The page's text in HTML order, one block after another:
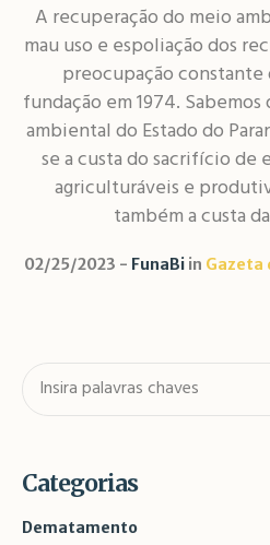
A recuperação do meio
mau uso e espoliação dos
preocupação constante
fundação em 1974.
ambiental do Estado do
se a custa do sacrifício de
agriculturáveis e
também a custa
02/25/2023 FunaBiin Gazeta
Categorias
Dematamento